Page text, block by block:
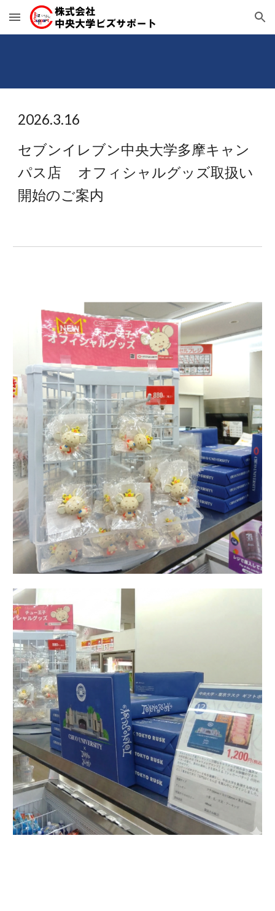
Skip to main content Skip to navigation
2026.3.16
セブンイレブン中央大学多摩キャン
パス店 オフィシャルグッズ取扱い
開始のご案内